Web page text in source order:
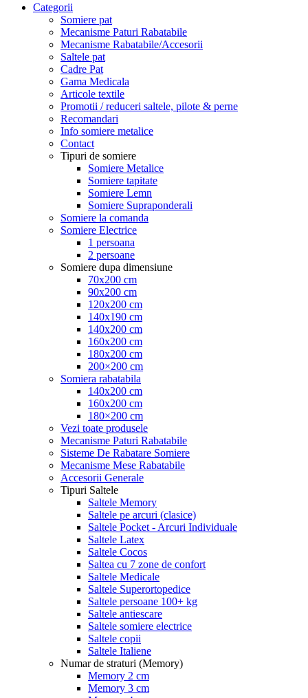
Categorii
Somiere pat
Mecanisme Paturi Rabatabile
Mecanisme Rabatabile/Accesorii
Saltele pat
Cadre Pat
Gama Medicala
Articole textile
Promotii / reduceri saltele, pilote & perne
Recomandari
Info somiere metalice
Contact
Tipuri de somiere
Somiere Metalice
Somiere tapitate
Somiere Lemn
Somiere Supraponderali
Somiere la comanda
Somiere Electrice
1 persoana
2 persoane
Somiere dupa dimensiune
70x200 cm
90x200 cm
120x200 cm
140x190 cm
140x200 cm
160x200 cm
180x200 cm
200×200 cm
Somiera rabatabila
140x200 cm
160x200 cm
180×200 cm
Vezi toate produsele
Mecanisme Paturi Rabatabile
Sisteme De Rabatare Somiere
Mecanisme Mese Rabatabile
Accesorii Generale
Tipuri Saltele
Saltele Memory
Saltele pe arcuri (clasice)
Saltele Pocket - Arcuri Individuale
Saltele Latex
Saltele Cocos
Saltea cu 7 zone de confort
Saltele Medicale
Saltele Superortopedice
Saltele persoane 100+ kg
Saltele antiescare
Saltele somiere electrice
Saltele copii
Saltele Italiene
Numar de straturi (Memory)
Memory 2 cm
Memory 3 cm